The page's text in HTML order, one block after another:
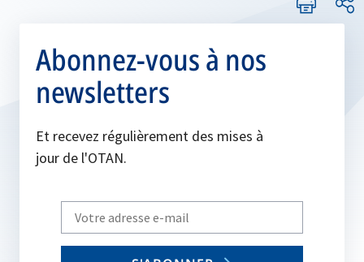
Abonnez-vous à nos
newsletters
Et recevez régulièrement des mises à
jour de l'OTAN.
Write
your
email